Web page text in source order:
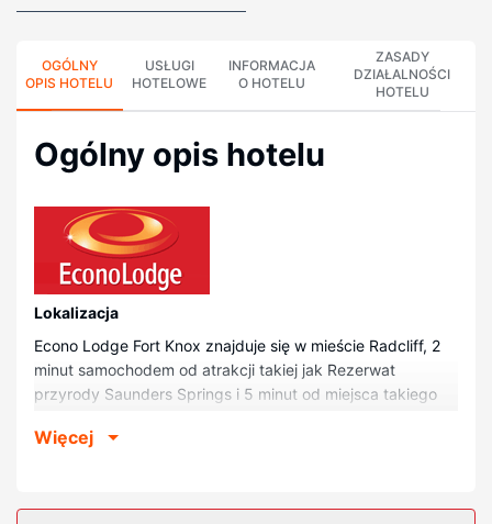
OGÓLNY
OPIS HOTELU
USŁUGI
HOTELOWE
INFORMACJA
O HOTELU
ZASADY
DZIAŁALNOŚCI
HOTELU
Ogólny opis hotelu
Lokalizacja
Econo Lodge Fort Knox znajduje się w mieście Radcliff, 2
minut samochodem od atrakcji takiej jak Rezerwat
przyrody Saunders Springs i 5 minut od miejsca takiego
km od atrakcji takiej jak Pole Golfowe Anderson i 6 km od
Więcej